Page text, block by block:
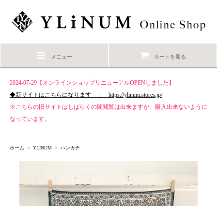
メニュー カートを見る
2024-07-29【オンラインショップリニューアルOPENしました】
◆新サイトはこちらになります → https://ylinum.stores.jp/
※こちらの旧サイトはしばらくの間閲覧は出来ますが、購入出来ないように
なっています。
ホーム > YLINUM > ハンカチ